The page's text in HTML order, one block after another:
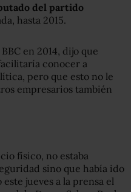
del partido
hasta 2015.
en 2014, dijo que
conocer a
pero que esto no le
empresarios también
físico, no estaba
sino que había ido
jueves a la prensa el